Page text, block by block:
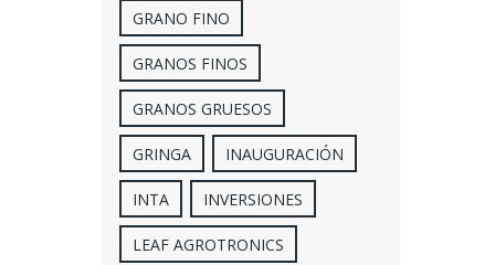
GRANO FINO
GRANOS FINOS
GRANOS GRUESOS
GRINGA INAUGURACIÓN
INTA INVERSIONES
LEAF AGROTRONICS